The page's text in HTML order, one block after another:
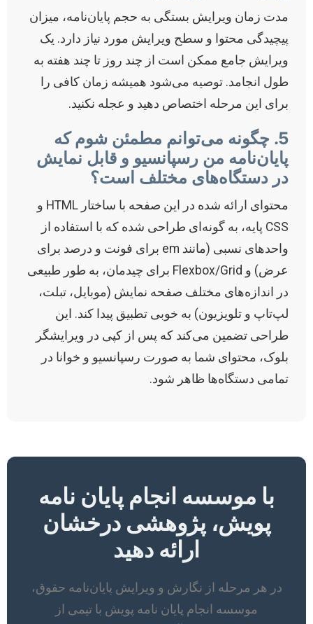
مدت زمان ویرایش بستگی به حجم پایان‌نامه، میزان
پیچیدگی محتوا و سطح ویرایش مورد نیاز دارد. یک
ویرایش جامع ممکن است از چند روز تا چند هفته به
طول انجامد. توصیه می‌شود همیشه زمان کافی را
برای این مرحله اختصاص دهید و عجله نکنید.
5. چگونه می‌توانم مطمئن شوم که
پایان‌نامه من رسپانسیو و قابل نمایش
در دستگاه‌های مختلف است؟
محتوای ارائه شده در این صفحه با ساختار HTML و
CSS پایه، به گونه‌ای طراحی شده که با استفاده از
واحدهای نسبی (مانند em برای فونت و درصد برای
عرض) و Flexbox/Grid برای چیدمان، به طور طبیعی
در اندازه‌های مختلف صفحه نمایش (موبایل، تبلت،
لپ‌تاپ و تلویزیون) به خوبی تطبیق پیدا کند. این
طراحی تضمین می‌کند که پس از کپی در ویرایشگر
بلوک، محتوای شما به صورت رسپانسیو و خوانا در
تمامی دستگاه‌ها ظاهر شود.
با موسسه انجام پایان نامه
پویش، پژوهشی درخشان
ارائه دهید
در هر مرحله از نگارش و ویرایش پایان‌نامه حقوق،
موسسه انجام پایان نامه پویش با تیمی از